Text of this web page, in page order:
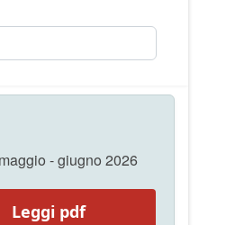
- giugno 2026
Leggi pdf